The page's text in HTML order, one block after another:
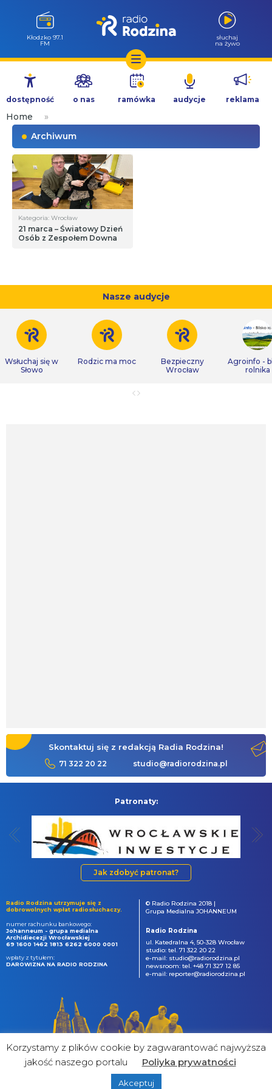
Przejdź
treści
Kłodzko 97.1
FM
słuchaj
na żywo
dostępność o nas ramówka audycje reklama
Home
»
Archiwum
Kategoria: Wrocław
21 marca – Światowy Dzień
Osób z Zespołem Downa
Nasze audycje
Wsłuchaj się w
Słowo
Rodzic ma moc
Bezpieczny
Wrocław
Agroinfo -
rolnika
Skontaktuj się z redakcją Radia Rodzina!
71 322 20 22 studio@radiorodzina.pl
Patronaty:
Jak zdobyć patronat?
Radio Rodzina utrzymuje się z
dobrowolnych wpłat radiosłuchaczy.
numer rachunku bankowego:
Johanneum - grupa medialna
Archidiecezji Wrocławskiej
69 1600 1462 1813 6262 6000 0001
wpłaty z tytułem:
DAROWIZNA NA RADIO RODZINA
© Radio Rodzina 2018 |
Grupa Medialna JOHANNEUM
Radio Rodzina
ul. Katedralna 4, 50-328 Wrocław
studio: tel. 71 322 20 22
e-mail: studio@radiorodzina.pl
newsroom: tel. +48 71 327 12 85
e-mail: reporter@radiorodzina.pl
&
Korzystamy z plików cookie by zagwarantować najwyższa
jakość naszego portalu
Poliyka prywatności
Akceptuj